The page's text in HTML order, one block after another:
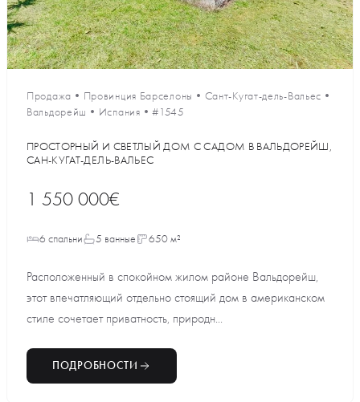
Продажа • Провинция Барселоны • Сант-Кугат-дель-Вальес •
Вальдорейш • Испания •#1545
ПРОСТОРНЫЙ И СВЕТЛЫЙ ДОМ С САДОМ В ВАЛЬДОРЕЙШ,
САН-КУГАТ-ДЕЛЬ-ВАЛЬЕС
1 550 000€
6 спальни 5 ванные 650 м²
Расположенный в спокойном жилом районе Вальдорейш,
этот впечатляющий отдельно стоящий дом в американском
стиле сочетает приватность, природн...
ПОДРОБНОСТИ